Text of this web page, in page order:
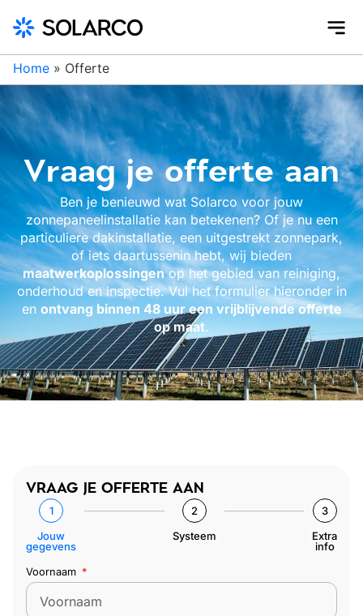
Home » Offerte
Vraag je offerte aan
Ben je benieuwd wat Solarco voor jouw
zonnepaneelinstallatie kan betekenen? Of je nu een
particuliere dakinstallatie, een uitgestrekt zonnepark,
of iets daartussenin hebt, wij bieden
maatwerkoplossingenop het gebied van reiniging,
onderhoud en inspectie. Vul het formulier hieronder in
en ontvang binnen 48 uur een vrijblijvende offerte
op maat.
VRAAG JE OFFERTE AAN
1
Jouw
gegevens
2
Systeem
3
Extra
info
Voornaam